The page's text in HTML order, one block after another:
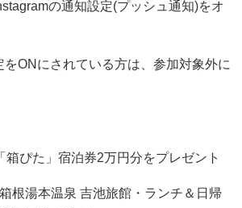
の通知設定(プッシュ通知)をオ
ONにされている方は、参加対象外に
箱ぴた」宿泊券2万円分をプレゼント
根湯本温泉 吉池旅館・ランチ＆日帰